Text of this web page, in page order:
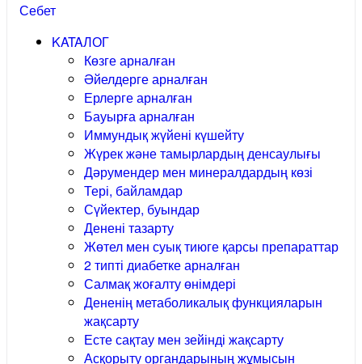
Себет
KATAЛОГ
Көзге арналған
Әйелдерге арналған
Ерлерге арналған
Бауырға арналған
Иммундық жүйені күшейту
Жүрек және тамырлардың денсаулығы
Дәрумендер мен минералдардың көзі
Тері, байламдар
Сүйектер, буындар
Денені тазарту
Жөтел мен суық тиюге қарсы препараттар
2 типті диабетке арналған
Салмақ жоғалту өнімдері
Дененің метаболикалық функцияларын
жақсарту
Есте сақтау мен зейінді жақсарту
Асқорыту органдарының жұмысын